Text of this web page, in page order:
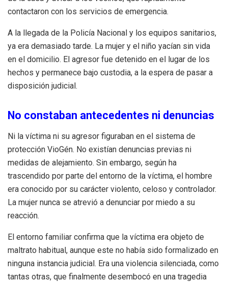
contactaron con los servicios de emergencia.
A la llegada de la Policía Nacional y los equipos sanitarios,
ya era demasiado tarde. La mujer y el niño yacían sin vida
en el domicilio. El agresor fue detenido en el lugar de los
hechos y permanece bajo custodia, a la espera de pasar a
disposición judicial.
No constaban antecedentes ni denuncias
Ni la víctima ni su agresor figuraban en el sistema de
protección VioGén. No existían denuncias previas ni
medidas de alejamiento. Sin embargo, según ha
trascendido por parte del entorno de la víctima, el hombre
era conocido por su carácter violento, celoso y controlador.
La mujer nunca se atrevió a denunciar por miedo a su
reacción.
El entorno familiar confirma que la víctima era objeto de
maltrato habitual, aunque este no había sido formalizado en
ninguna instancia judicial. Era una violencia silenciada, como
tantas otras, que finalmente desembocó en una tragedia